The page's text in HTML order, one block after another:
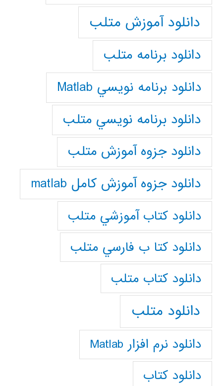
دانلود آموزش متلب
دانلود برنامه متلب
دانلود برنامه نويسي Matlab
دانلود برنامه نويسي متلب
دانلود جزوه آموزش متلب
دانلود جزوه آموزش کامل matlab
دانلود كتاب آموزشي متلب
دانلود كتا ب فارسي متلب
دانلود كتاب متلب
دانلود متلب
دانلود نرم افزار Matlab
دانلود کتاب